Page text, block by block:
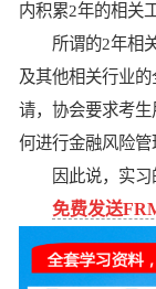
内积累2年的相关
所谓的2年相
及其他相关行业
请，协会要求考
何进行金融风险管
因此说，实
免费发送